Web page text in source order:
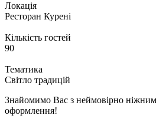
Локація
Ресторан Курені
Кількість гостей
90
Тематика
Світло традицій
Знайомимо Вас з неймовірно
оформлення!